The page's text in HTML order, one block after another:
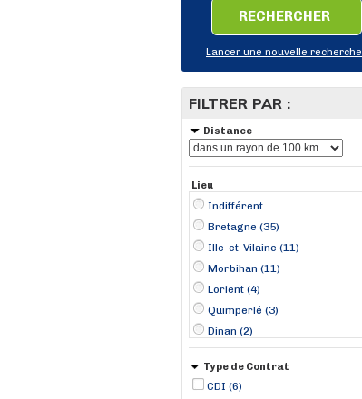
RECHERCHER
Lancer une nouvelle recherche
FILTRER PAR :
Distance
Lieu
Indifférent
Bretagne (35)
Ille-et-Vilaine (11)
Morbihan (11)
Lorient (4)
Quimperlé (3)
Dinan (2)
Normandie (1)
Acigné (1)
Auray (1)
Type de Contrat
CDI (6)